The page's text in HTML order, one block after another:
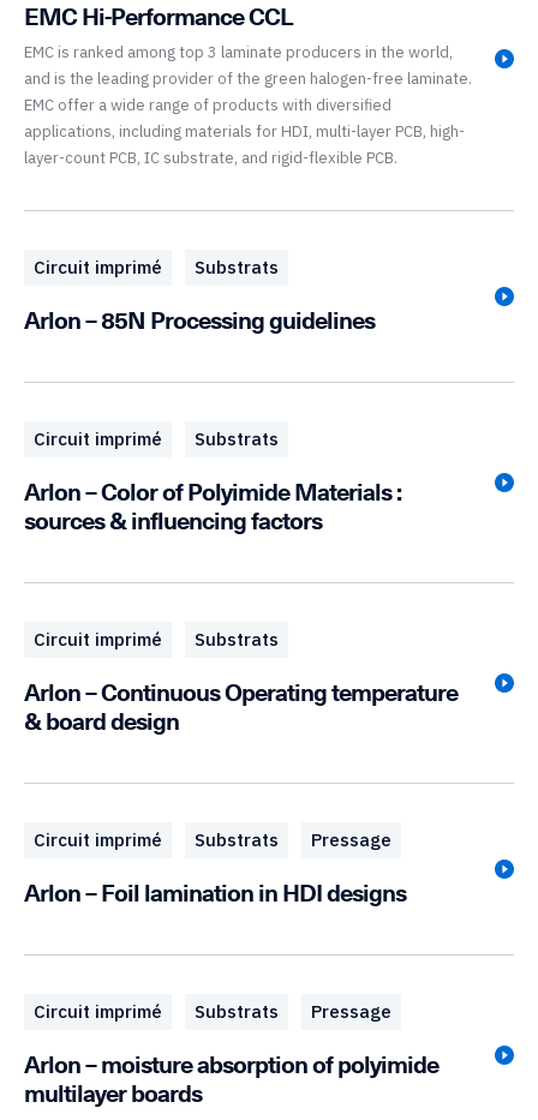
EMC Hi-Performance CCL
EMC is ranked among top 3 laminate producers in the world,
and is the leading provider of the green halogen-free laminate.
EMC offer a wide range of products with diversified
applications, including materials for HDI, multi-layer PCB, high-
layer-count PCB, IC substrate, and rigid-flexible PCB.
Circuit imprimé Substrats
Arlon – 85N Processing guidelines
Circuit imprimé Substrats
Arlon – Color of Polyimide Materials :
sources & influencing factors
Circuit imprimé Substrats
Arlon – Continuous Operating temperature
& board design
Circuit imprimé Substrats Pressage
Arlon – Foil lamination in HDI designs
Circuit imprimé Substrats Pressage
Arlon – moisture absorption of polyimide
multilayer boards